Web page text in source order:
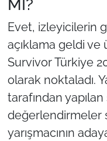
MI?
Evet, izleyicilerin
açıklama geldi ve
Survivor Türkiye
olarak noktaladı.
tarafından
değerlendirmeler
yarışmacının